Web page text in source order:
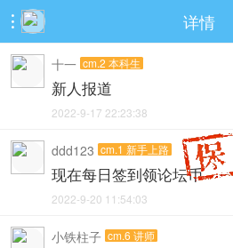
 详情
十一 cm.2 本科生
新人报道
2022-9-17 22:23:38
ddd123 cm.1 新手上路
现在每日签到领论坛币
2022-9-20 11:54:03
小铁柱子 cm.6 讲师